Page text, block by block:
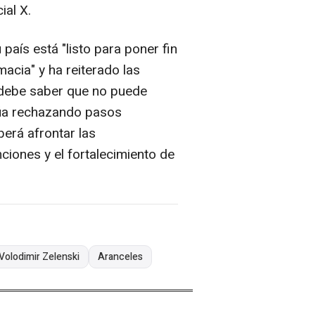
X.
está "listo para poner fin
y ha reiterado las
saber que no puede
rechazando pasos
afrontar las
y el fortalecimiento de
Zelenski Aranceles